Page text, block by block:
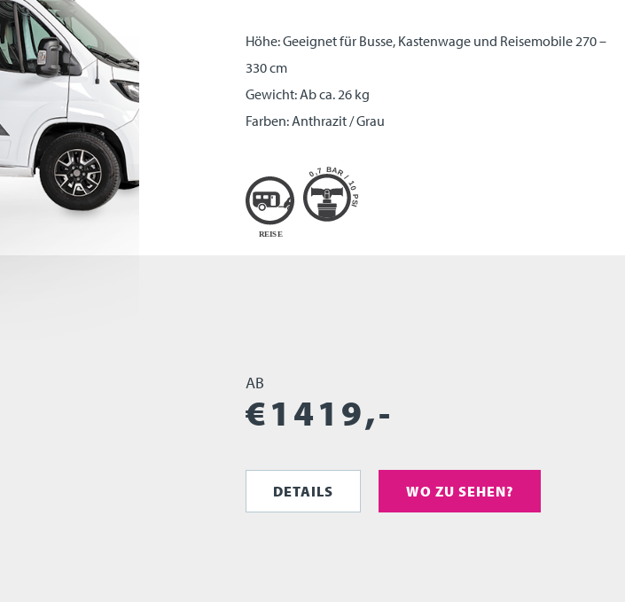
Höhe: Geeignet für Busse, Kastenwage und Reisemobile 270 –
330 cm
Gewicht: Ab ca. 26 kg
Farben: Anthrazit / Grau
AB
€1419,-
DETAILS WO ZU SEHEN?